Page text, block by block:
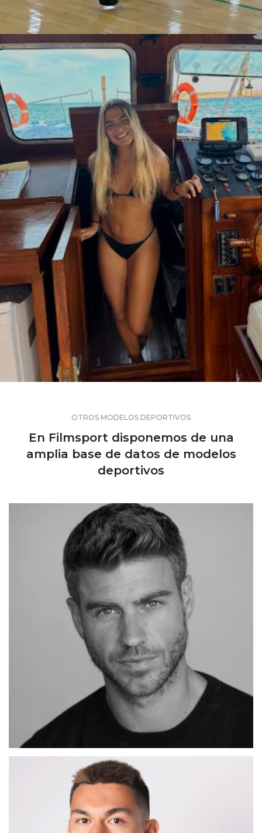
OTROS MODELOS DEPORTIVOS
En Filmsport disponemos de una
amplia base de datos de modelos
deportivos
ADRIAN
MADRID